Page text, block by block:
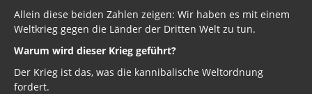
Allein diese beiden Zahlen zeigen: Wir haben es mit einem
Weltkrieg gegen die Länder der Dritten Welt zu tun.
Warum wird dieser Krieg geführt?
Der Krieg ist das, was die kannibalische Weltordnung
fordert.